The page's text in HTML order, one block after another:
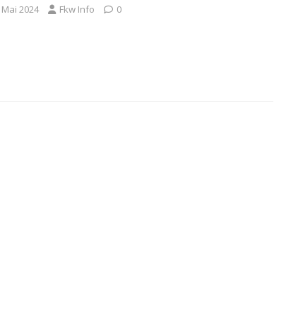
2024 Fkw Info 0